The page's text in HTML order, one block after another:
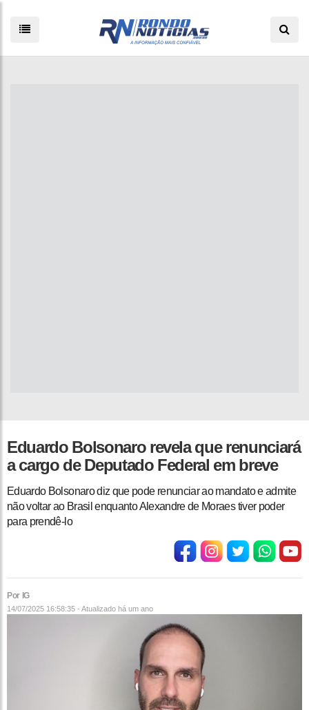
Eduardo Bolsonaro revela que renunciará
a cargo de Deputado Federal em breve
Eduardo Bolsonaro diz que pode renunciar ao mandato e admite
não voltar ao Brasil enquanto Alexandre de Moraes tiver poder
para prendê-lo
Por IG
14/07/2025 16:58:35 - Atualizado há um ano